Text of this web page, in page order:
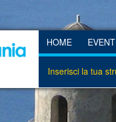
HOME
Inserisci la tua